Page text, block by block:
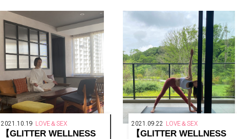
こから始まる」
2021.10.19 LOVE＆SEX
【GLITTER WELLNESS
2021.09.22 LOVE＆SEX
【GLITTER WELLNESS